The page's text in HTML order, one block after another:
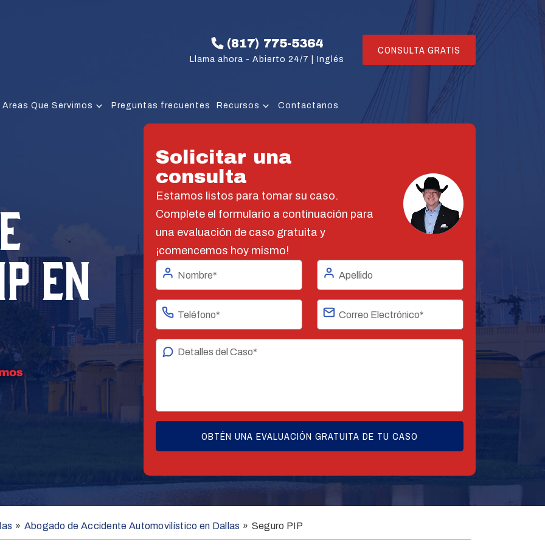
(817) 775-5364
Llama ahora - Abierto 24/7 | Inglés
CONSULTA GRATIS
Areas Que Servimos Preguntas frecuentes Recursos Contactanos
EN
Solicitar una
consulta
Estamos listos para tomar su caso.
Complete el formulario a continuación para
una evaluación de caso gratuita y
¡comencemos hoy mismo!
» Abogado de Accidente Automovilístico en Dallas » Seguro PIP